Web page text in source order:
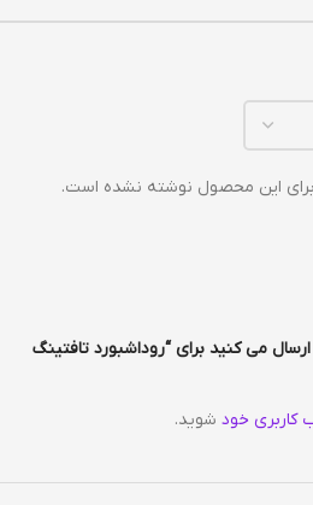
این محصول نوشته نشده است.
می کنید برای “روداشبورد تافتینگ
کاربری خود شوید.